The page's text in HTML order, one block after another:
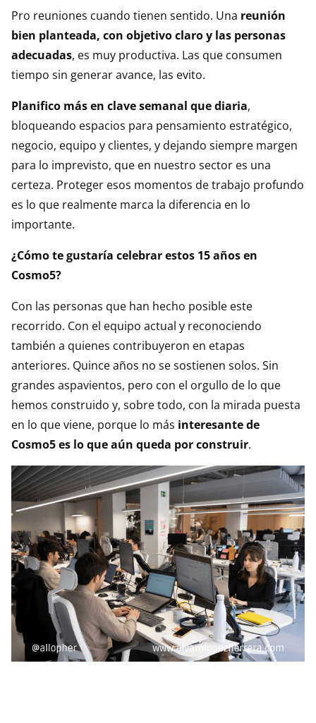
Pro reuniones cuando tienen sentido. Una reunión
bien planteada, con objetivo claro y las personas
adecuadas, es muy productiva. Las que consumen
tiempo sin generar avance, las evito.
Planifico más en clave semanal que diaria,
bloqueando espacios para pensamiento estratégico,
negocio, equipo y clientes, y dejando siempre margen
para lo imprevisto, que en nuestro sector es una
certeza. Proteger esos momentos de trabajo profundo
es lo que realmente marca la diferencia en lo
importante.
¿Cómo te gustaría celebrar estos 15 años en
Cosmo5?
Con las personas que han hecho posible este
recorrido. Con el equipo actual y reconociendo
también a quienes contribuyeron en etapas
anteriores. Quince años no se sostienen solos. Sin
grandes aspavientos, pero con el orgullo de lo que
hemos construido y, sobre todo, con la mirada puesta
en lo que viene, porque lo más interesante de
Cosmo5 es lo que aún queda por construir.